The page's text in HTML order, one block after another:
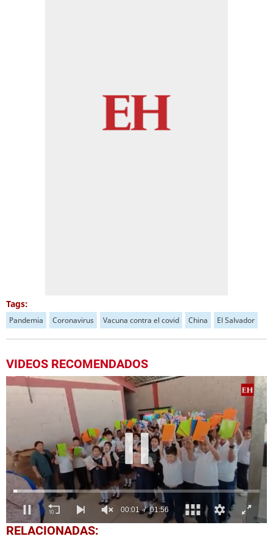
Tags:
Pandemia Coronavirus Vacuna contra el covid China El Salvador
VIDEOS RECOMENDADOS
0
seconds
RELACIONADAS: